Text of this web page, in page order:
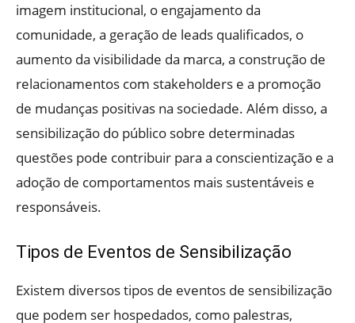
imagem institucional, o engajamento da
comunidade, a geração de leads qualificados, o
aumento da visibilidade da marca, a construção de
relacionamentos com stakeholders e a promoção
de mudanças positivas na sociedade. Além disso, a
sensibilização do público sobre determinadas
questões pode contribuir para a conscientização e a
adoção de comportamentos mais sustentáveis e
responsáveis.
Tipos de Eventos de Sensibilização
Existem diversos tipos de eventos de sensibilização
que podem ser hospedados, como palestras,